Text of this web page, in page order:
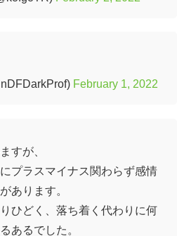
February 1, 2022
すが、
プラスマイナス関わらず感情
あります。
ひどく、落ち着く代わりに何
あるでした。